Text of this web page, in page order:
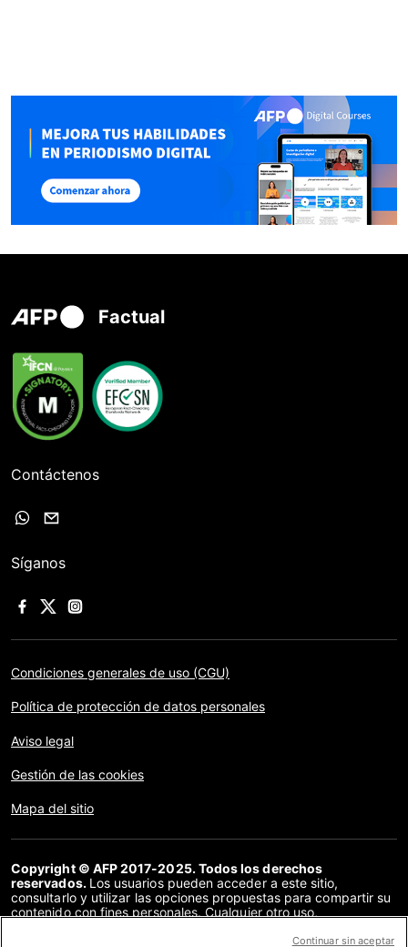
Factual
Contáctenos
Síganos
Condiciones generales de uso (CGU)
Política de protección de datos personales
Aviso legal
Gestión de las cookies
Mapa del sitio
Copyright © AFP 2017-2025. Todos los derechos
reservados. Los usuarios pueden acceder a este sitio,
consultarlo y utilizar las opciones propuestas para compartir su
contenido con fines personales. Cualquier otro uso,
distribución del contenido de este sitio, en su totalidad o en
Continuar sin aceptar